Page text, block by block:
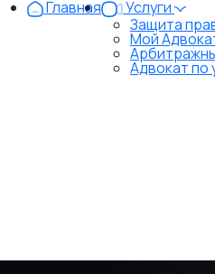
Главная
Услуги
Защита
Мой
Адвокат по